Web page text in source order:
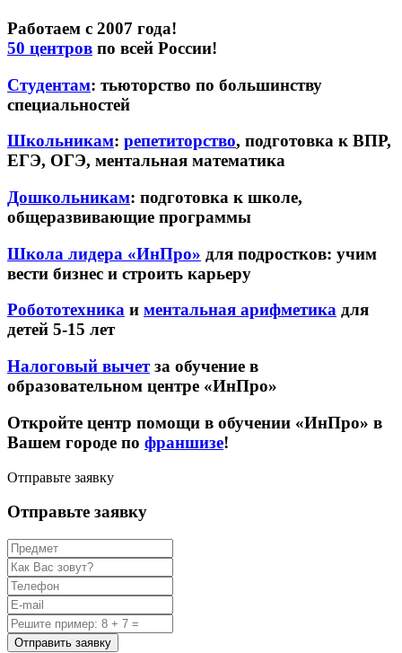
Работаем с 2007 года!
50 центров по всей России!
Студентам: тьюторство по большинству
специальностей
Школьникам: репетиторство, подготовка к ВПР,
ЕГЭ, ОГЭ, ментальная математика
Дошкольникам: подготовка к школе,
общеразвивающие программы
Школа лидера «ИнПро» для подростков: учим
вести бизнес и строить карьеру
Робототехника и ментальная арифметика для
детей 5-15 лет
Налоговый вычетза обучение в
образовательном центре «ИнПро»
Откройте центр помощи в обучении «ИнПро» в
Вашем городе по франшизе!
Отправьте заявку
Отправьте заявку
Отправить заявку